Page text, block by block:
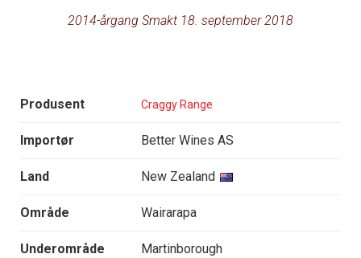
2014-årgang Smakt 18. september 2018
Produsent Craggy Range
Importør Better Wines AS
Land New Zealand
Område Wairarapa
Underområde Martinborough